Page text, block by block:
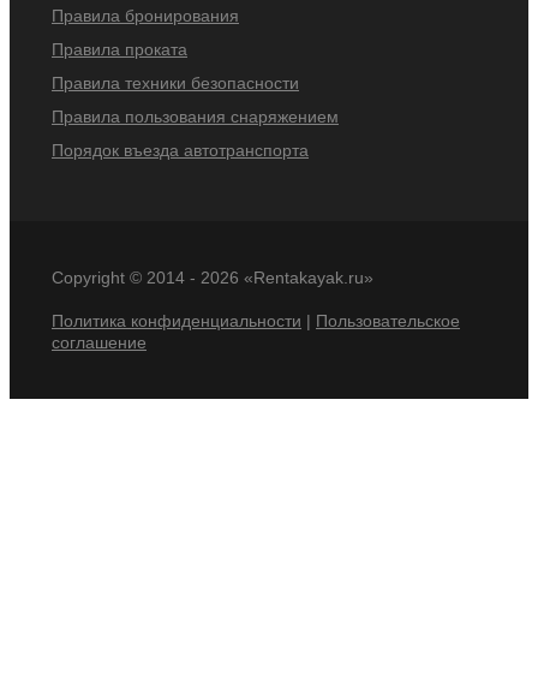
Правила бронирования
Правила проката
Правила техники безопасности
Правила пользования снаряжением
Порядок въезда автотранспорта
Copyright © 2014 - 2026 «Rentakayak.ru»
Политика конфиденциальности | Пользовательское
соглашение